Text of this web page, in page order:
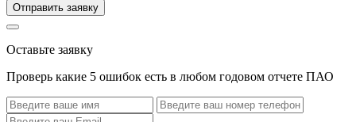
Отправить заявку
Оставьте заявку
Проверь какие 5 ошибок есть в любом годовом отчете ПАО